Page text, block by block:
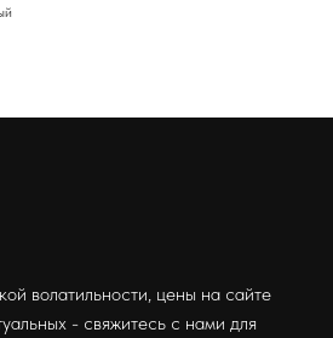
волатильности, цены на сайте
- свяжитесь с нами для